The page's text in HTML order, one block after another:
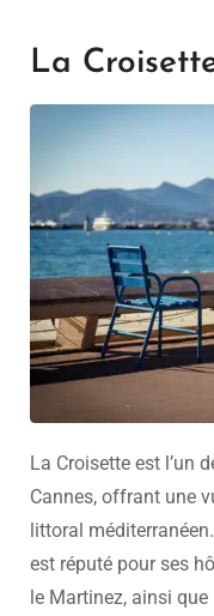
La
La Croisette est l’un
Cannes, offrant une
littoral
est réputé pour ses
le Martinez, ainsi